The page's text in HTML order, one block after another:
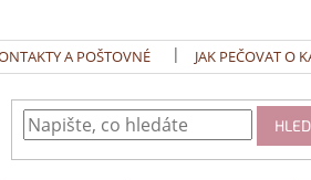
A POŠTOVNÉ JAK PEČOVAT O